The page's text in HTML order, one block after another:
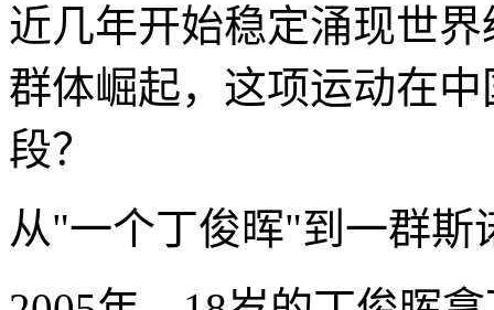
近几年开始稳定涌现世
群体崛起，这项运动在
段？
从"一个丁俊晖"到一群斯